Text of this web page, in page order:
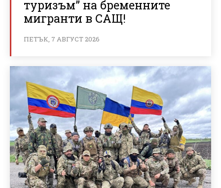
туризъм” на бременните
мигранти в САЩ!
ПЕТЪК, 7 АВГУСТ 2026